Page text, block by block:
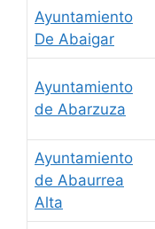
Ayuntamiento
De Abaigar
Ayuntamiento
de Abarzuza
Ayuntamiento
de Abaurrea
Alta